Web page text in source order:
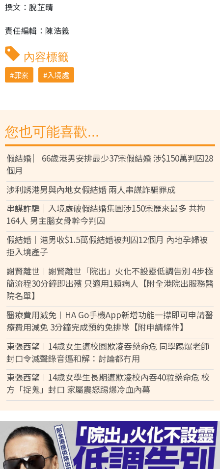
撰文：脫芷晴
責任編輯：陳浩義
內容標籤
罪案 入境處
您也可能喜歡...
假結婚 ︳66歲港男安排最少37宗假結婚 涉$150萬判囚28
個月
涉利誘港男與內地女假結婚 兩人串謀詐騙罪成
串謀詐騙｜入境處破假結婚集團涉150宗歷來最多 共拘
164人 男主腦女骨幹今判囚
假結婚｜港男收$1.5萬假結婚被判囚12個月 內地孕婦被
拒入境產子
謝賢離世︱謝賢離世「院出」火化不設靈低調告別 4步極
簡流程30分鐘即出殯 只適用1類病人【附全港院出服務醫
院名單】
醫療費用減免︱HA Go手機App新增功能一㩒即可申請醫
療費用減免 3分鐘完成預約免排隊【附申請條件】
東張西望︱14歲女生遭校園欺凌吞藥命危 同學踢爆老師
封口令滅聲錄音逼和解：討論都冇用
東張西望︱14歲女學生長期遭欺凌校內吞40粒藥命危 校
方「捉鬼」封口 家屬震怒踢爆冷血內幕